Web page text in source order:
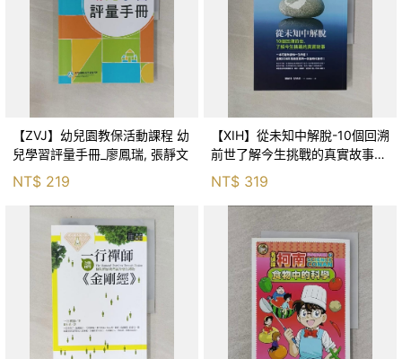
【ZVJ】幼兒園教保活動課程 幼
兒學習評量手冊_廖鳳瑞, 張靜文
NT$ 219
【XIH】從未知中解脫-10個回溯
前世了解今生挑戰的真實故事_
羅伯特．舒
NT$ 319